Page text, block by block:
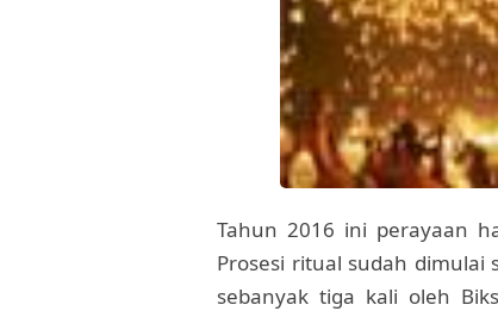
Tahun 2016 ini perayaan
Prosesi ritual sudah
sebanyak tiga kali oleh